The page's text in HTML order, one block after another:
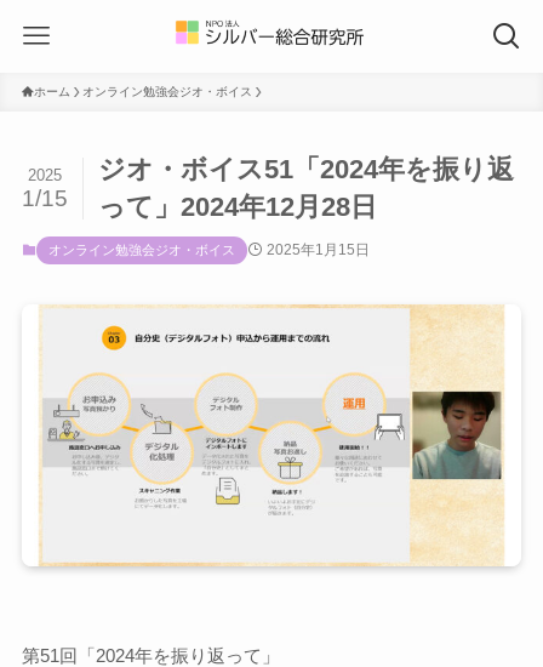
ホーム オンライン勉強会ジオ・ボイス
ジオ・ボイス51「2024年を振り返
って」2024年12月28日
2025
1/15
オンライン勉強会ジオ・ボイス 2025年1月15日
第51回「2024年を振り返って」